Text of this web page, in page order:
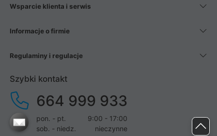
Wsparcie klienta i serwis
Informacje o firmie
Regulaminy i regulacje
Szybki kontakt
664 999 933
pon. - pt.
9:00 - 17:00
sob. - niedz.
nieczynne